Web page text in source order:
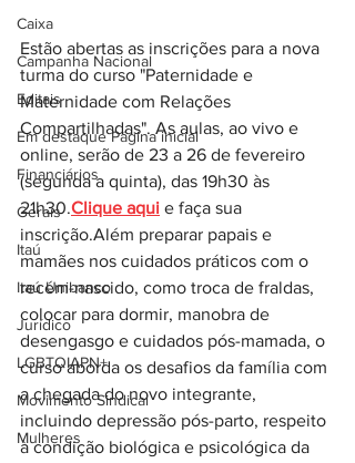
Caixa
Campanha Nacional
Editais
Em destaque Página inicial
Financiários
Gerais
Itaú
Itaú Unibanco
Jurídico
LGBTQIAPN+
Movimento Sindical
Mulheres
Estão abertas as inscrições para a nova
turma do curso "Paternidade e
Maternidade com Relações
Compartilhadas". As aulas, ao vivo e
online, serão de 23 a 26 de fevereiro
(segunda a quinta), das 19h30 às
21h30.Clique aqui e faça sua
inscrição.Além preparar papais e
mamães nos cuidados práticos com o
recém-nascido, como troca de fraldas,
colocar para dormir, manobra de
desengasgo e cuidados pós-mamada, o
curso aborda os desafios da família com
a chegada do novo integrante,
incluindo depressão pós-parto, respeito
à condição biológica e psicológica da